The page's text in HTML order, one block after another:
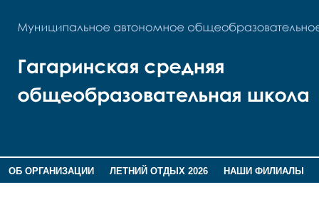
ОБ ОРГАНИЗАЦИИ ЛЕТНИЙ ОТДЫХ 2026
НАШИ ФИЛИАЛЫ